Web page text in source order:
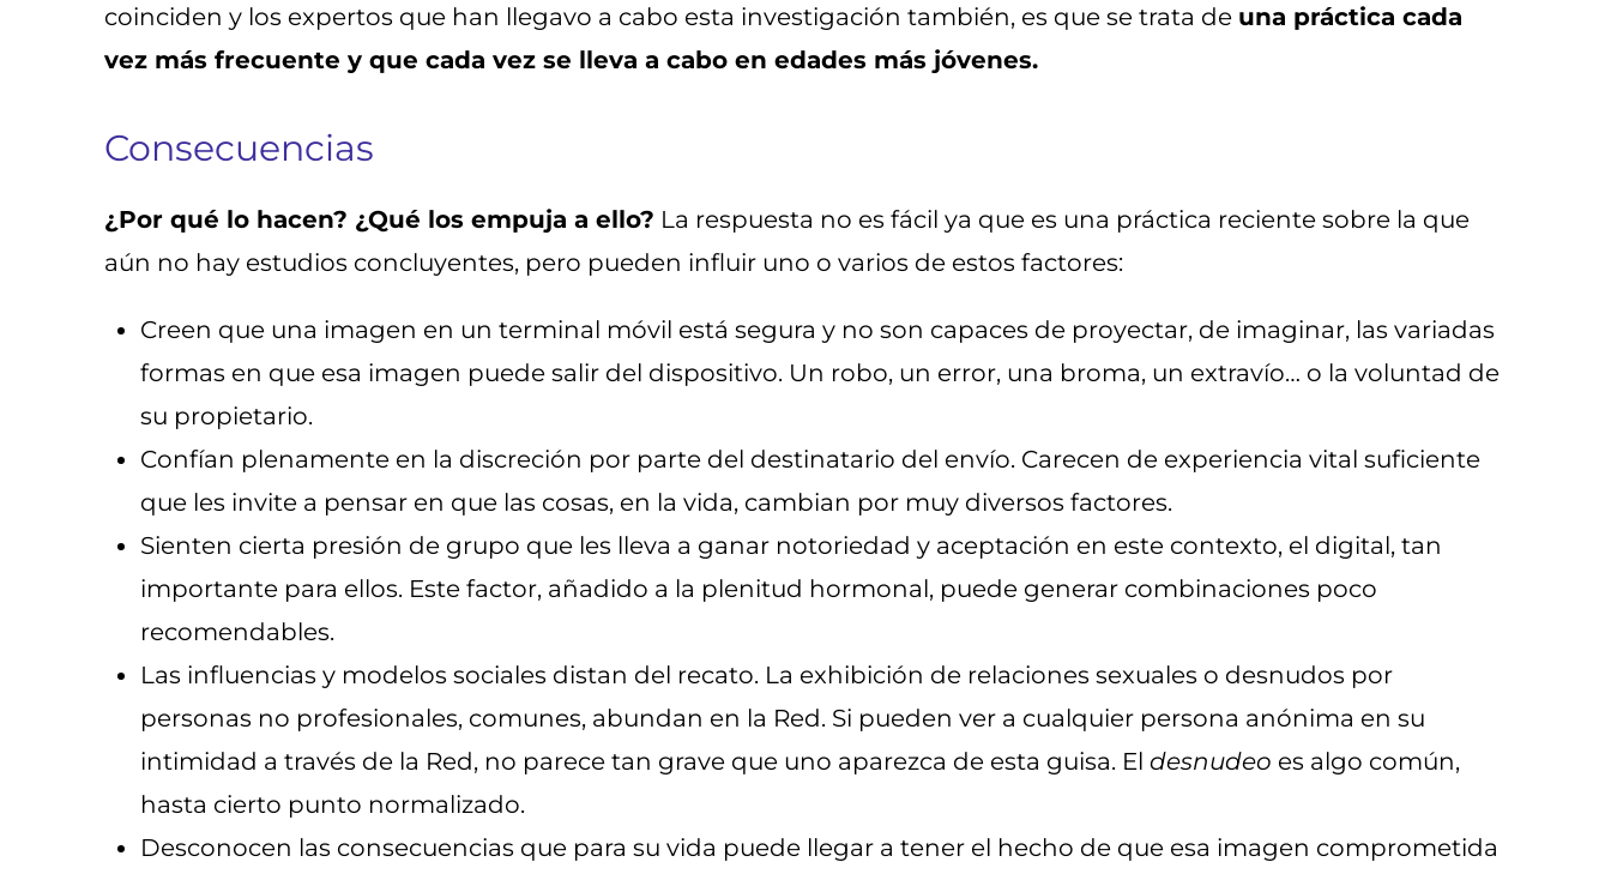
coinciden y los expertos que han llegavo a cabo esta investigación también, es que se trata de una práctica cada
vez más frecuente y que cada vez se lleva a cabo en edades más jóvenes.
Consecuencias
¿Por qué lo hacen? ¿Qué los empuja a ello? La respuesta no es fácil ya que es una práctica reciente sobre la que
aún no hay estudios concluyentes, pero pueden influir uno o varios de estos factores:
Creen que una imagen en un terminal móvil está segura y no son capaces de proyectar, de imaginar, las variadas
formas en que esa imagen puede salir del dispositivo. Un robo, un error, una broma, un extravío… o la voluntad de
su propietario.
Confían plenamente en la discreción por parte del destinatario del envío. Carecen de experiencia vital suficiente
que les invite a pensar en que las cosas, en la vida, cambian por muy diversos factores.
Sienten cierta presión de grupo que les lleva a ganar notoriedad y aceptación en este contexto, el digital, tan
importante para ellos. Este factor, añadido a la plenitud hormonal, puede generar combinaciones poco
recomendables.
Las influencias y modelos sociales distan del recato. La exhibición de relaciones sexuales o desnudos por
personas no profesionales, comunes, abundan en la Red. Si pueden ver a cualquier persona anónima en su
intimidad a través de la Red, no parece tan grave que uno aparezca de esta guisa. El desnudeo es algo común,
hasta cierto punto normalizado.
Desconocen las consecuencias que para su vida puede llegar a tener el hecho de que esa imagen comprometida